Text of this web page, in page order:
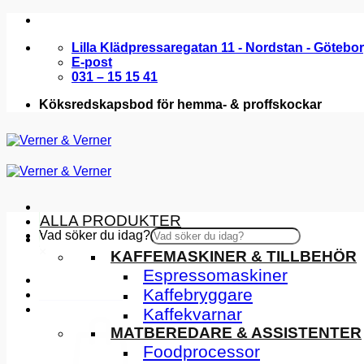
Skip
content
Lilla Klädpressaregatan 11 - Nordstan -
E-post
031 – 15 15 41
Köksredskapsbod för hemma- & proffskockar
Vad söker du idag?
ALLA PRODUKTER
KÖKSMASKINER
KAFFEMASKINER & TILLBEHÖR
Espressomaskiner
Kaffebryggare
Kaffekvarnar
MATBEREDARE & ASSISTENTER
Foodprocessor